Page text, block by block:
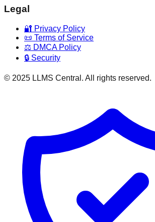
Legal
🔐 Privacy Policy
📜 Terms of Service
⚖️ DMCA Policy
🔒 Security
© 2025 LLMS Central. All rights reserved.